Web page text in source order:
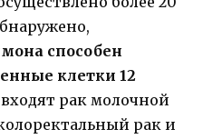
способен
клетки 12
рак молочной
рак и